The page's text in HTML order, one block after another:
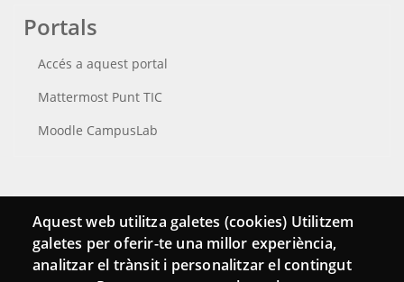
Portals
Accés a aquest portal
Mattermost Punt TIC
Moodle CampusLab
Connecta
Bustia de contacte
Aquest web utilitza galetes (cookies) Utilitzem
galetes per oferir-te una millor experiència,
analitzar el trànsit i personalitzar el contingut